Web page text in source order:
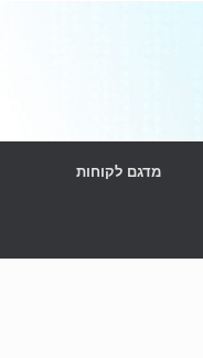
מדגם לקוחות